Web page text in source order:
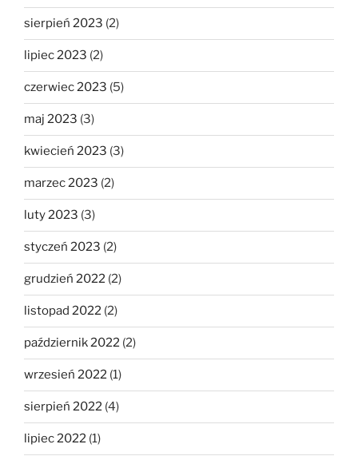
sierpień 2023 (2)
lipiec 2023 (2)
czerwiec 2023 (5)
maj 2023 (3)
kwiecień 2023 (3)
marzec 2023 (2)
luty 2023 (3)
styczeń 2023 (2)
grudzień 2022 (2)
listopad 2022 (2)
październik 2022 (2)
wrzesień 2022 (1)
sierpień 2022 (4)
lipiec 2022 (1)